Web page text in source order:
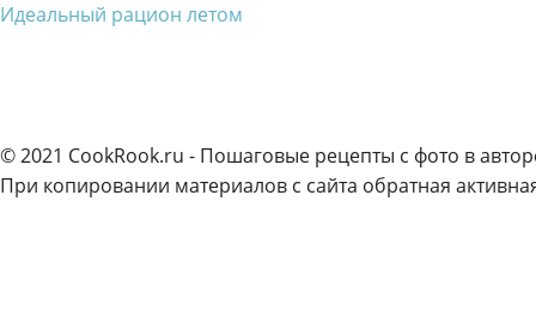
Идеальный рацион летом
© 2021 CookRook.ru - Пошаговые рецепты с фото в
При копировании материалов с сайта обратная